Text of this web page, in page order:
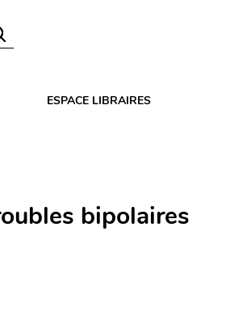
ESPACE LIBRAIRES
bipolaires